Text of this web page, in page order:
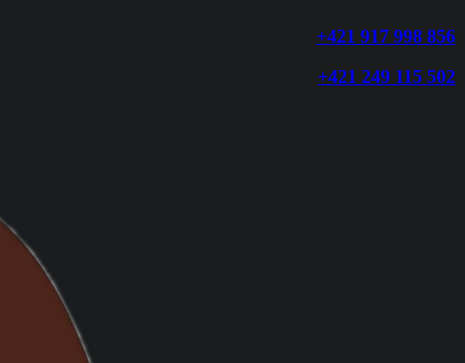
+421 917 998 856
+421 249 115 502